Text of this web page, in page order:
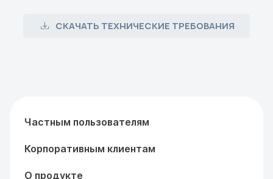
СКАЧАТЬ ТЕХНИЧЕСКИЕ ТРЕБОВАНИЯ
Частным пользователям
Корпоративным клиентам
О продукте